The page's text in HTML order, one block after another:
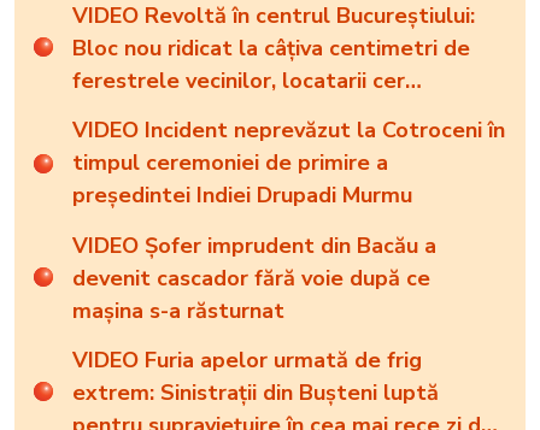
VIDEO Revoltă în centrul Bucureștiului:
Bloc nou ridicat la câțiva centimetri de
ferestrele vecinilor, locatarii cer
VIDEO Incident neprevăzut la Cotroceni în
timpul ceremoniei de primire a
președintei Indiei Drupadi Murmu
VIDEO Șofer imprudent din Bacău a
devenit cascador fără voie după ce
mașina s-a răsturnat
VIDEO Furia apelor urmată de frig
extrem: Sinistrații din Bușteni luptă